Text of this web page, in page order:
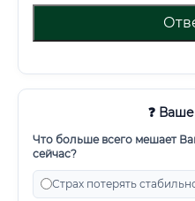
❓
Что больше всего мешает
сейчас?
Страх потерять